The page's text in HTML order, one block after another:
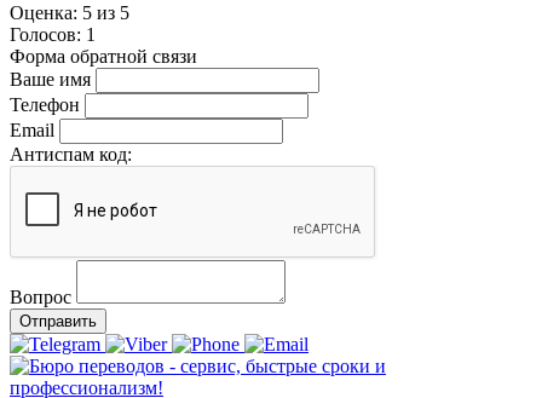
Оценка: 5 из 5
Голосов: 1
Форма обратной связи
Ваше имя
Телефон
Email
Антиспам код:
Вопрос
Отправить